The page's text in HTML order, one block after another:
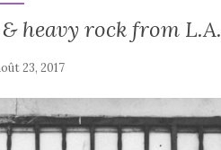
heavy rock from L.A.
23, 2017